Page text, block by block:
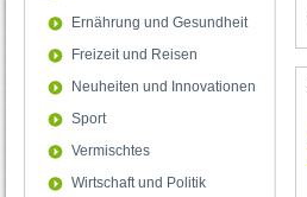
Ernährung und Gesundheit
Freizeit und Reisen
Neuheiten und Innovationen
Sport
Vermischtes
Wirtschaft und Politik